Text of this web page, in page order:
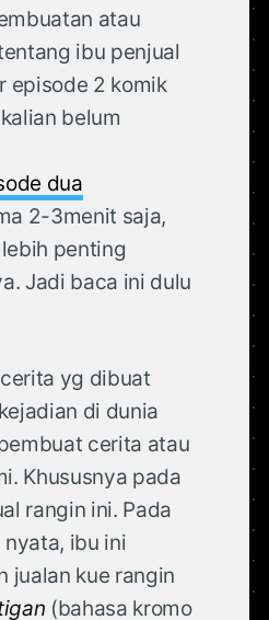
atau
ibu penjual
episode 2 komik
belum
dua
2-3menit saja,
penting
Jadi baca ini dulu
yg dibuat
di dunia
cerita atau
Khususnya pada
rangin ini. Pada
ibu ini
jualan kue rangin
(bahasa kromo